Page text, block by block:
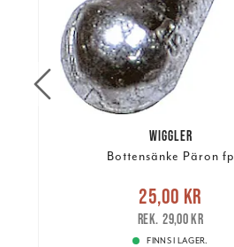
WIGGLER
Bottensänke Päron fp
Nuvarande pris :25,00 kr
pris: 29,00 kr
25,00 kr
29,00 kr
FINNS I LAGER.